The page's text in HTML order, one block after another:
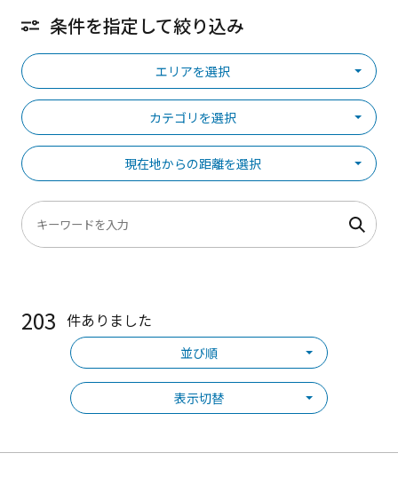
条件を指定して絞り込み
エリアを選択
カテゴリを選択
現在地からの距離を選択
203 件ありました
並び順
表示切替